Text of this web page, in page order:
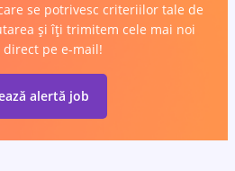
se potrivesc criteriilor tale de
și îți trimitem cele mai noi
pe e-mail!
alertă job